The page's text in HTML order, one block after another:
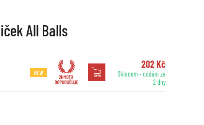
All Balls
NEW
202 Kč
Skladem - dodání za
2 dny